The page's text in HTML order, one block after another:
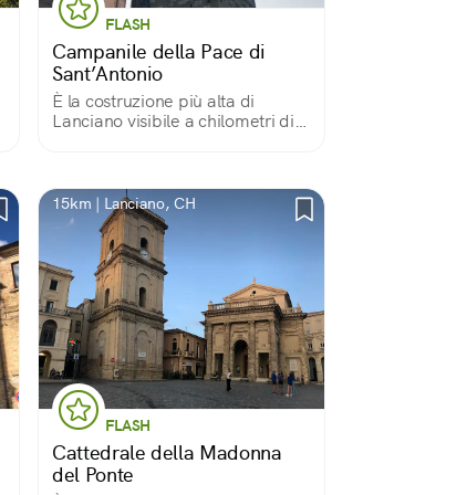
FLASH
Campanile della Pace di
Sant’Antonio
È la costruzione più alta di
Lanciano visibile a chilometri di
d’altezza.
15km | Lanciano, CH
FLASH
Cattedrale della Madonna
del Ponte